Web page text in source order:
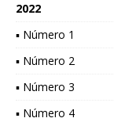
2022
▪ Número 1
▪ Número 2
▪ Número 3
▪ Número 4